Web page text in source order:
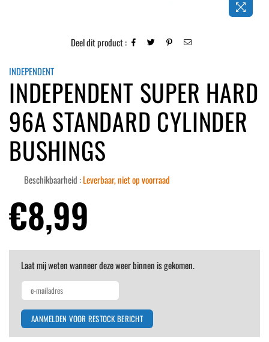
Deel dit product :
INDEPENDENT
INDEPENDENT SUPER HARD
96A STANDARD CYLINDER
BUSHINGS
Beschikbaarheid :Leverbaar, niet op voorraad
Normale
prijs
€8,99
Laat mij weten wanneer deze weer binnen is gekomen.
AANMELDEN VOOR RESTOCK BERICHT